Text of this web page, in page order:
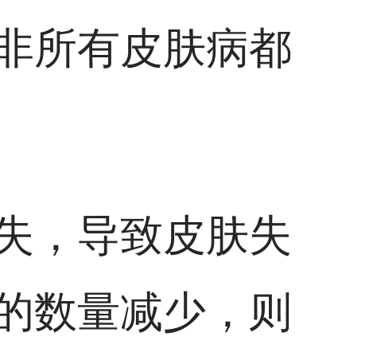
所有皮肤病都
，导致皮肤失
数量减少，则